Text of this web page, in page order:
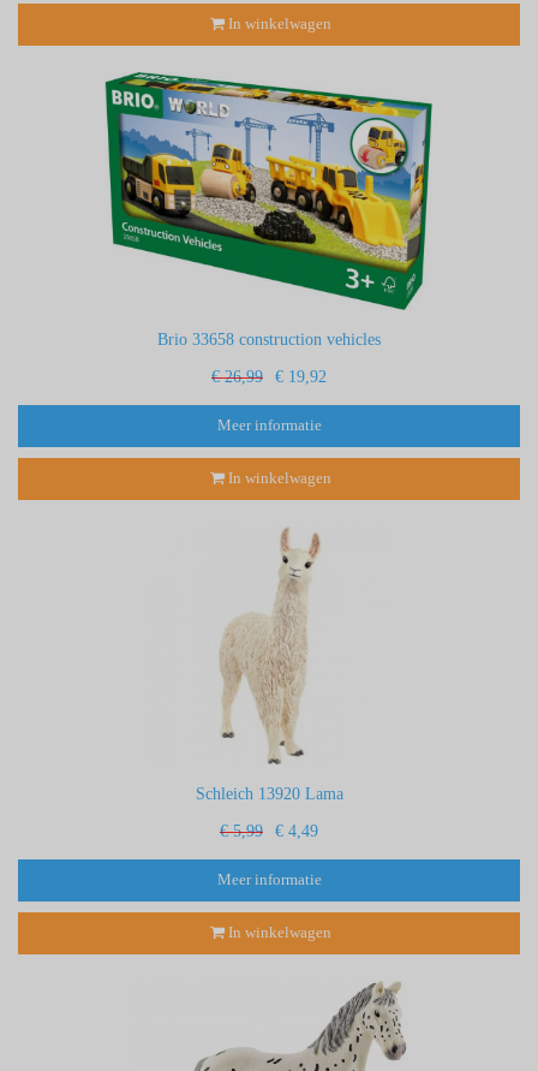
In winkelwagen
Brio 33658 construction vehicles
€ 26,99 € 19,92
Meer informatie
In winkelwagen
Schleich 13920 Lama
€ 5,99 € 4,49
Meer informatie
In winkelwagen